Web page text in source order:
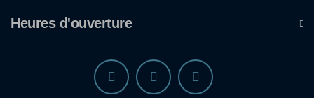
Heures d'ouverture